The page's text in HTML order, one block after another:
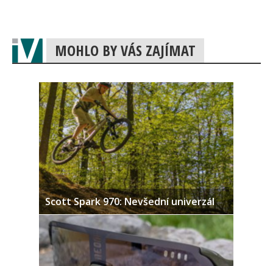
MOHLO BY VÁS ZAJÍMAT
Scott Spark 970: Nevšední univerzál